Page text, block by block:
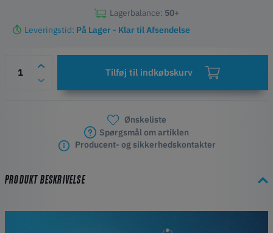
Lagerbalance: 50+
Leveringstid: På Lager - Klar til Afsendelse
Tilføj til indkøbskurv
Ønskeliste
Spørgsmål om artiklen
Producent- og sikkerhedskontakter
PRODUKT BESKRIVELSE